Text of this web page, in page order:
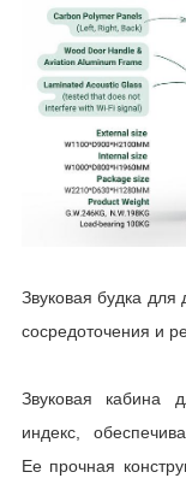
Звуковая будка
сосредоточения и
Звуковая кабина
индекс,
Ее прочная